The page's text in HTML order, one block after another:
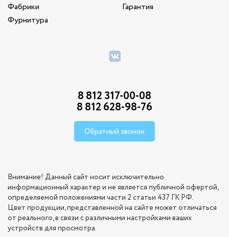
Фабрики
Фурнитура
Гарантия
8 812 317-00-08
8 812 628-98-76
Обратный звонок
Внимание! Данный сайт носит исключительно
информационный характер и не является публичной офертой,
определяемой положениями части 2 статьи 437 ГК РФ.
Цвет продукции, представленной на сайте может отличаться
от реального, в связи с различными настройками ваших
устройств для просмотра.